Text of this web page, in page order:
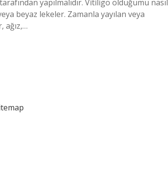
yapılmalıdır. Vitiligo olduğumu nasıl
beyaz lekeler. Zamanla yayılan veya
ağız,…